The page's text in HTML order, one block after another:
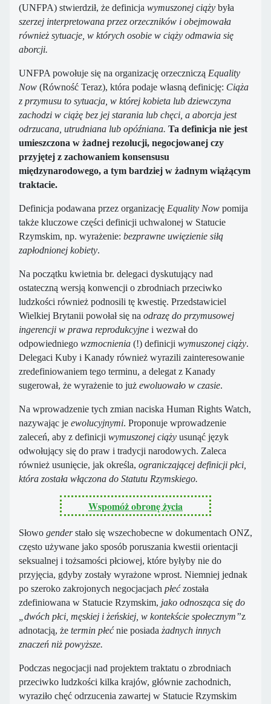
(UNFPA) stwierdził, że definicja wymuszonej ciąży była
szerzej interpretowana przez orzeczników i obejmowała
również sytuacje, w których osobie w ciąży odmawia się
aborcji.
UNFPA powołuje się na organizację orzeczniczą Equality
Now (Równość Teraz), która podaje własną definicję: Ciąża
z przymusu to sytuacja, w której kobieta lub dziewczyna
zachodzi w ciążę bez jej starania lub chęci, a aborcja jest
odrzucana, utrudniana lub opóźniana. Ta definicja nie jest
umieszczona w żadnej rezolucji, negocjowanej czy
przyjętej z zachowaniem konsensusu
międzynarodowego, a tym bardziej w żadnym wiążącym
traktacie.
Definicja podawana przez organizację Equality Now pomija
także kluczowe części definicji uchwalonej w Statucie
Rzymskim, np. wyrażenie: bezprawne uwięzienie siłą
zapłodnionej kobiety.
Na początku kwietnia br. delegaci dyskutujący nad
ostateczną wersją konwencji o zbrodniach przeciwko
ludzkości również podnosili tę kwestię. Przedstawiciel
Wielkiej Brytanii powołał się na odrazę do przymusowej
ingerencji w prawa reprodukcyjne i wezwał do
odpowiedniego wzmocnienia (!) definicji wymuszonej ciąży.
Delegaci Kuby i Kanady również wyrazili zainteresowanie
zredefiniowaniem tego terminu, a delegat z Kanady
sugerował, że wyrażenie to już ewoluowało w czasie.
Na wprowadzenie tych zmian naciska Human Rights Watch,
nazywając je ewolucyjnymi. Proponuje wprowadzenie
zaleceń, aby z definicji wymuszonej ciąży usunąć język
odwołujący się do praw i tradycji narodowych. Zaleca
również usunięcie, jak określa, ograniczającej definicji płci,
która została włączona do Statutu Rzymskiego.
Wspomóż obronę życia
Słowo genderstało się wszechobecne w dokumentach ONZ,
często używane jako sposób poruszania kwestii orientacji
seksualnej i tożsamości płciowej, które byłyby nie do
przyjęcia, gdyby zostały wyrażone wprost. Niemniej jednak
po szeroko zakrojonych negocjacjach płećzostała
zdefiniowana w Statucie Rzymskim, jako odnosząca się do
„dwóch płci, męskiej i żeńskiej, w kontekście społecznym”z
adnotacją, że termin płećnie posiada żadnych innych
znaczeń niż powyższe.
Podczas negocjacji nad projektem traktatu o zbrodniach
przeciwko ludzkości kilka krajów, głównie zachodnich,
wyraziło chęć odrzucenia zawartej w Statucie Rzymskim